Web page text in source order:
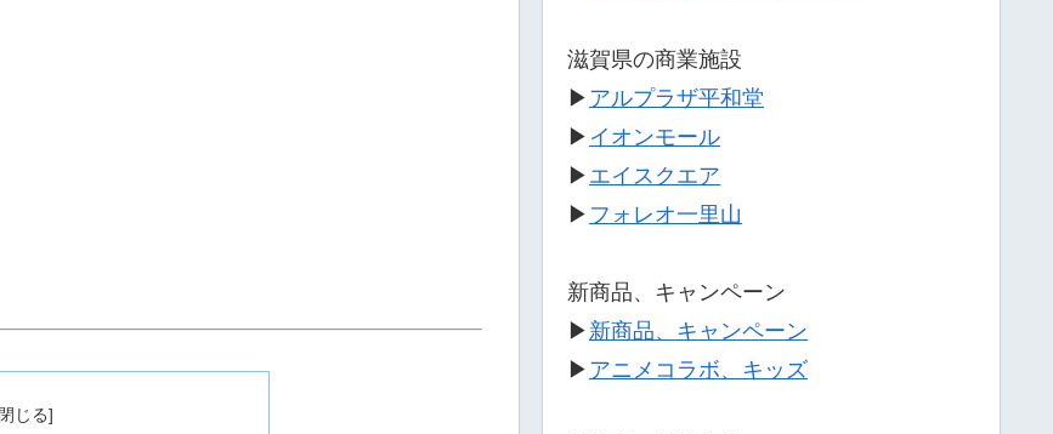
滋賀県の商業施設
▶ アルプラザ平和堂
▶ イオンモール
▶ エイスクエア
▶ フォレオ一里山
新商品、キャンペーン
▶ 新商品、キャンペーン
▶ アニメコラボ、キッズ